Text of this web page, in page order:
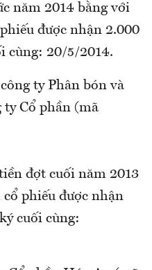
năm 2014 bằng với
được nhận 2.000
cùng: 20/5/2014.
ty Phân bón và
ty Cổ phần (mã
đợt cuối năm 2013
phiếu được nhận
cuối cùng: